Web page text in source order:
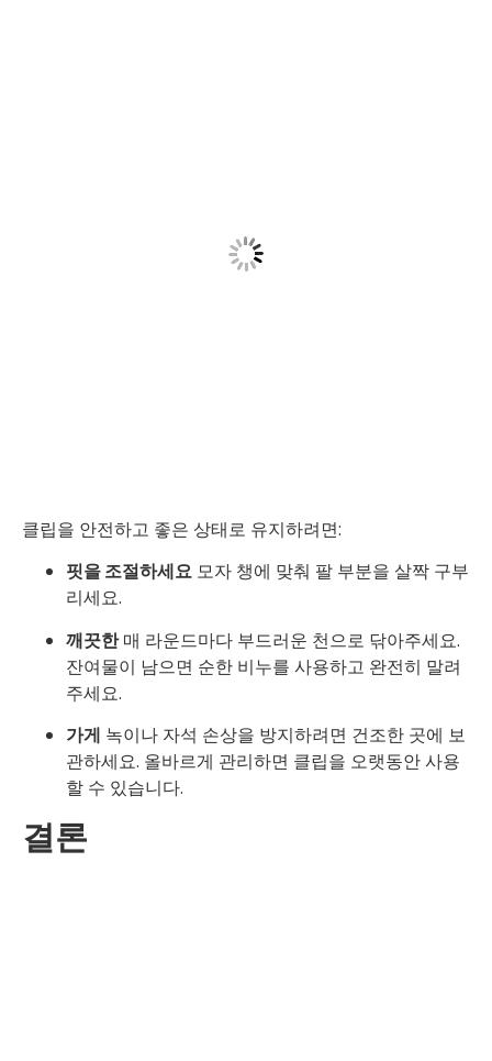
클립을 안전하고 좋은 상태로 유지하려면:
핏을 조절하세요 모자 챙에 맞춰 팔 부분을 살짝 구부
리세요.
깨끗한매 라운드마다 부드러운 천으로 닦아주세요.
잔여물이 남으면 순한 비누를 사용하고 완전히 말려
주세요.
가게 녹이나 자석 손상을 방지하려면 건조한 곳에 보
관하세요. 올바르게 관리하면 클립을 오랫동안 사용
할 수 있습니다.
결론